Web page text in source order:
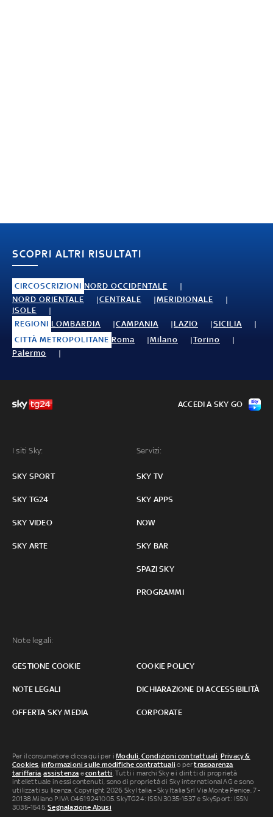
SCOPRI ALTRI RISULTATI
CIRCOSCRIZIONI NORD OCCIDENTALE
NORD ORIENTALE
CENTRALE
MERIDIONALE
ISOLE
REGIONI LOMBARDIA CAMPANIA LAZIO
SICILIA
CITTÀ METROPOLITANE Roma Milano
Torino
Palermo
I siti Sky:
SKY SPORT
SKY TG24
SKY VIDEO
SKY ARTE
Servizi:
SKY TV
SKY APPS
NOW
SKY BAR
SPAZI SKY
PROGRAMMI
Note legali:
GESTIONE COOKIE COOKIE POLICY
NOTE LEGALI DICHIARAZIONE DI ACCESSIBILITÀ
OFFERTA SKY MEDIA CORPORATE
ACCEDI A SKY GO
Per il consumatore clicca qui per iModuli, Condizioni contrattuali, Privacy &
Cookies, informazioni sulle modifiche contrattuali o pertrasparenza
tariffaria,assistenza econtatti. Tutti i marchi Sky e i diritti di proprietà
intellettuale in essi contenuti, sono di proprietà di Sky international AG e sono
utilizzati su licenza. Copyright 2026 Sky Italia - Sky Italia Srl Via Monte Penice, 7 -
20138 Milano P.IVA 04619241005. SkyTG24: ISSN 3035-1537 e SkySport: ISSN
3035-1545.Segnalazione Abusi